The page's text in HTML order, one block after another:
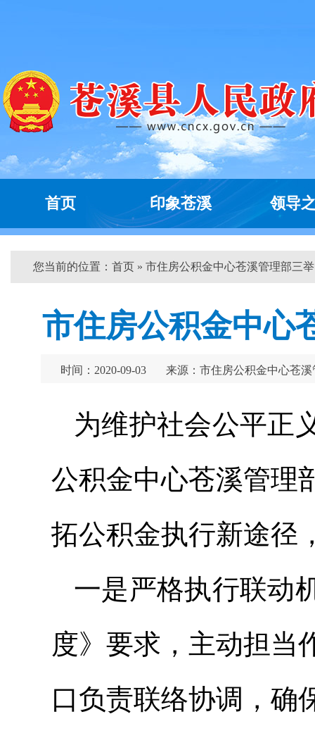
首页 印象苍溪 领导
您当前的位置： 首页 » 市住房公积金中心苍溪管理部三
市住房公积金中心
时间：2020-09-03 来源：市住房公积金中心苍溪
为维护社会公平正
公积金中心苍溪管理
拓公积金执行新途径
一是严格执行联动
度》要求，主动担当
口负责联络协调，确